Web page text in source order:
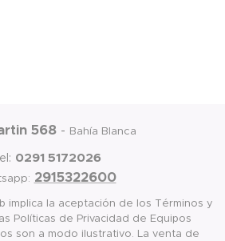
568- Bahía Blanca
0291 5172026
2915322600
implica la aceptación de los Términos y
Políticas de Privacidad de Equipos
son a modo ilustrativo. La venta de